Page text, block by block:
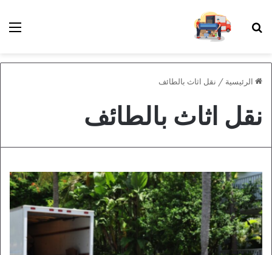
بحث عن
الرئيسية / نقل اثاث بالطائف
نقل اثاث بالطائف